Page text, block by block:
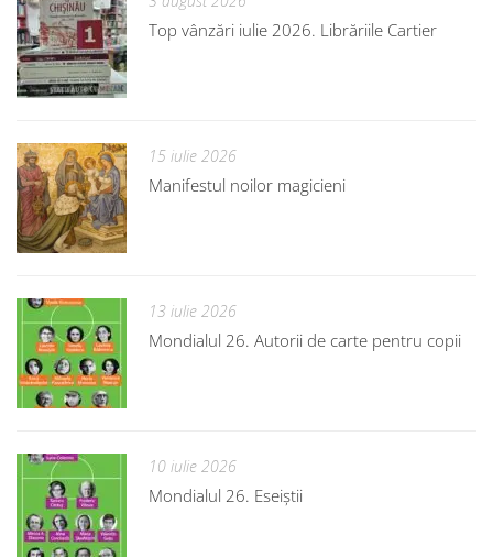
Top vânzări iulie 2026. Librăriile Cartier
15 iulie 2026
Manifestul noilor magicieni
13 iulie 2026
Mondialul 26. Autorii de carte pentru copii
10 iulie 2026
Mondialul 26. Eseiștii